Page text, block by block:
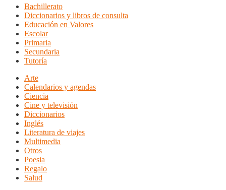
Bachillerato
Diccionarios y libros de consulta
Educación en Valores
Escolar
Primaria
Secundaria
Tutoría
Arte
Calendarios y agendas
Ciencia
Cine y televisión
Diccionarios
Inglés
Literatura de viajes
Multimedia
Otros
Poesia
Regalo
Salud